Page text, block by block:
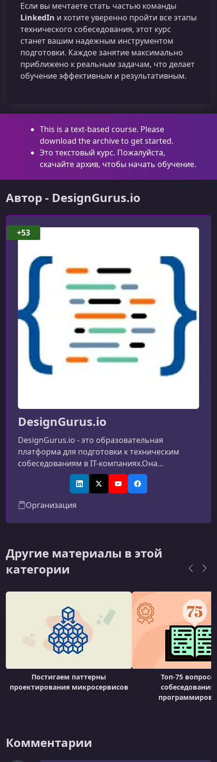
Если вы мечтаете стать частью команды
LinkedIn и хотите уверенно пройти все этапы
технического собеседования, этот курс
станет вашим надежным инструментом
подготовки. Каждое занятие максимально
приближено к реальным задачам, что делает
обучение эффективным и результативным.
This is a text-based course. Please
download the archive to get started.
Это текстовый курс. Пожалуйста,
скачайте архив, чтобы начать обучение.
Автор - DesignGurus.io
DesignGurus.io
DesignGurus.io - это образовательная
платформа для подготовки к техническим
собеседованиям в IT-компаниях.Она
предлагает курсы по системному дизайну,
алгоритмам, структурам данных и
инженерами из ведущих технологических
компаний.Формат обучения основан на
Uber или Twitter).Платформа также
предоставляет возможность пройти пробные
собесед
LinkedInX (Twitter)YouTubeFacebook
Организация
+53
Другие материалы в этой
категории
Постигаем паттерны
проектирования микросервисов
Топ-75
Комментарии